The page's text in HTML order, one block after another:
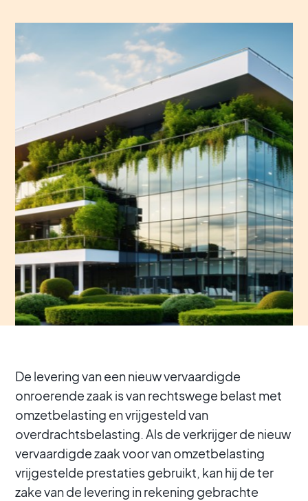
De levering van een nieuw vervaardigde
onroerende zaak is van rechtswege belast met
omzetbelasting en vrijgesteld van
overdrachtsbelasting. Als de verkrijger de nieuw
vervaardigde zaak voor van omzetbelasting
vrijgestelde prestaties gebruikt, kan hij de ter
zake van de levering in rekening gebrachte